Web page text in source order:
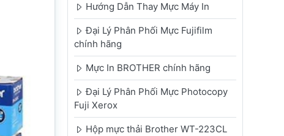
Hướng Dẫn Thay Mực Máy In
Đại Lý Phân Phối Mực Fujifilm
chính hãng
Mực In BROTHER chính hãng
Đại Lý Phân Phối Mực Photocopy
Fuji Xerox
Hộp mực thải Brother WT-223CL